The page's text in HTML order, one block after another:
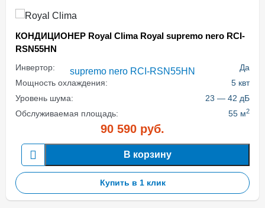
КОНДИЦИОНЕР Royal Clima Royal supremo nero RCI-
RSN55HN
Инвертор:
Да
Мощность охлаждения:
5 квт
Уровень шума:
23 — 42 дБ
Обслуживаемая площадь:
55 м2
90 590 руб.
В корзину
Купить в 1 клик